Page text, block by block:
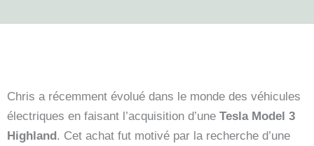
Chris a récemment évolué dans le monde des véhicules
électriques en faisant l’acquisition d’une Tesla Model 3
Highland. Cet achat fut motivé par la recherche d’une